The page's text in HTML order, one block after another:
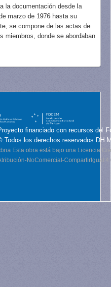
la documentación desde la
marzo de 1976 hasta su
se compone de las actas de
miembros, donde se abordaban
financiado con recursos del
Todos los derechos reservados DH
Esta obra está bajo una Licencia
NoComercial-CompartirIgual